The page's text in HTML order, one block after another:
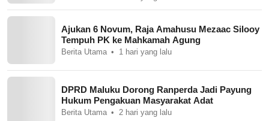
Ajukan 6 Novum, Raja Amahusu Mezaac Silooy
Tempuh PK ke Mahkamah Agung
Berita Utama 1 hari yang lalu
DPRD Maluku Dorong Ranperda Jadi Payung
Hukum Pengakuan Masyarakat Adat
Berita Utama 2 hari yang lalu